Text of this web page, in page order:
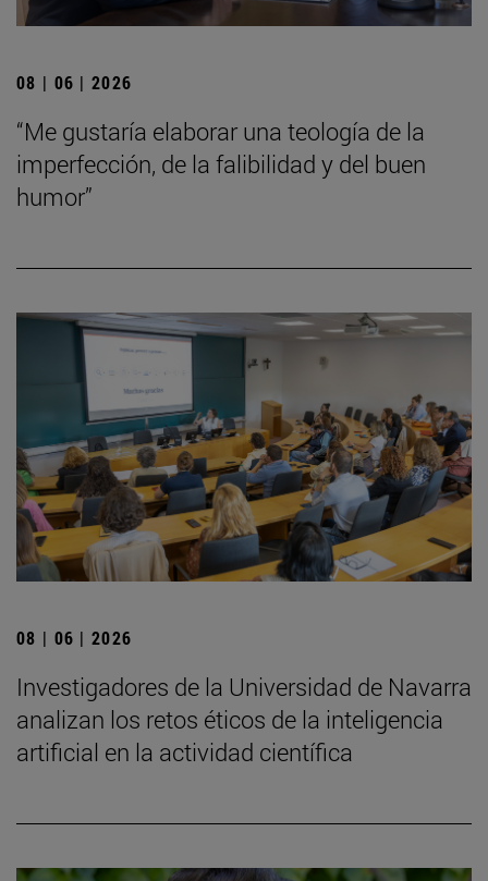
08 | 06 | 2026
“Me gustaría elaborar una teología de la
imperfección, de la falibilidad y del buen
humor”
08 | 06 | 2026
Investigadores de la Universidad de Navarra
analizan los retos éticos de la inteligencia
artificial en la actividad científica